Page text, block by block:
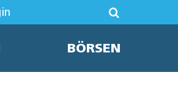
BÖRSEN